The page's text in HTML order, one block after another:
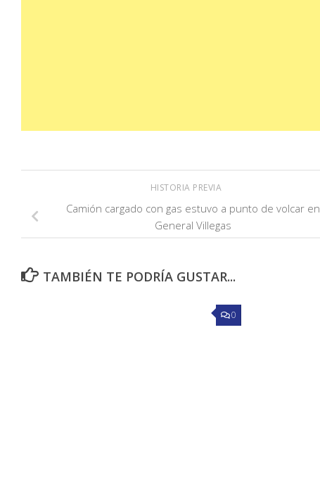
HISTORIA PREVIA
Camión cargado con gas estuvo a punto de volcar en
General Villegas
TAMBIÉN TE PODRÍA GUSTAR...
0